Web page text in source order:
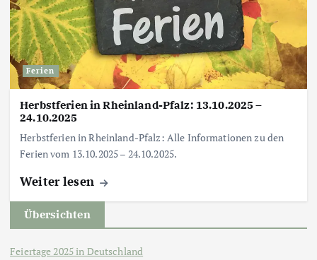
Ferien
Herbstferien in Rheinland-Pfalz: 13.10.2025 –
24.10.2025
Herbstferien in Rheinland-Pfalz: Alle Informationen zu den
Ferien vom 13.10.2025 – 24.10.2025.
Weiter lesen
Übersichten
Feiertage 2025 in Deutschland